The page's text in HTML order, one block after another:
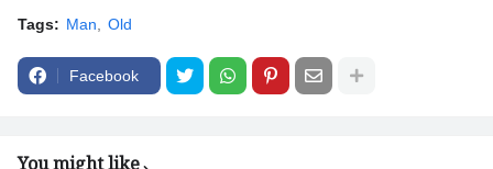
Tags: Man Old
Facebook